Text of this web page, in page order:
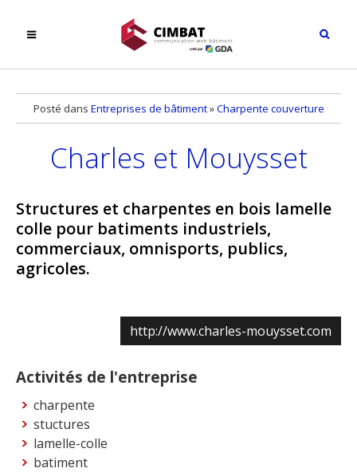
Posté dans Entreprises de bâtiment»Charpente couverture
Charles et Mouysset
Structures et charpentes en bois lamelle
colle pour batiments industriels,
commerciaux, omnisports, publics,
agricoles.
http://www.charles-mouysset.com
Activités de l'entreprise
charpente
stuctures
lamelle-colle
batiment